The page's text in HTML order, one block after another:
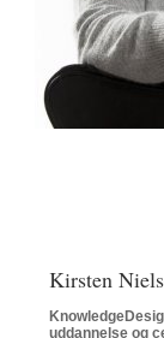
Kirsten
uddannelse og